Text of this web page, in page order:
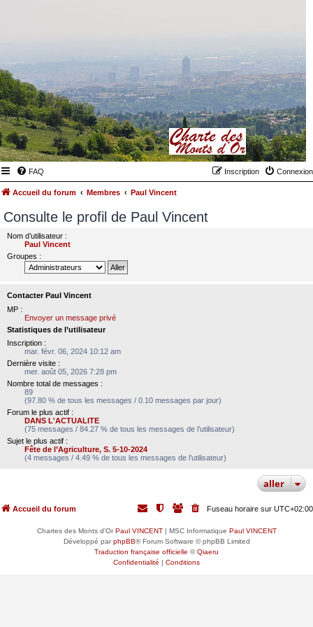
FAQ Connexion
Inscription
Accueil du forum Membres Paul Vincent
Consulte le profil de Paul Vincent
Nom d’utilisateur :
Paul Vincent
Groupes :
Contacter Paul Vincent
MP :
Envoyer un message privé
Statistiques de l’utilisateur
Inscription :
mar. févr. 06, 2024 10:12 am
Dernière visite :
mer. août 05, 2026 7:28 pm
Nombre total de messages :
89
(97.80 % de tous les messages / 0.10 messages par jour)
Forum le plus actif :
DANS L'ACTUALITE
(75 messages / 84.27 % de tous les messages de l’utilisateur)
Sujet le plus actif :
Fête de l’Agriculture, S. 5-10-2024
(4 messages / 4.49 % de tous les messages de l’utilisateur)
aller
Accueil du forum Fuseau horaire sur UTC+02:00
Chartes des Monts d'OrPaul VINCENT| MSC Informatique Paul VINCENT
Développé parphpBB® Forum Software © phpBB Limited
Traduction française officielle ©Qiaeru
Confidentialité | Conditions